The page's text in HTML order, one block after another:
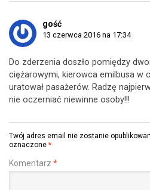
gość
13 czerwca 2016 na 17:34
Do zderzenia doszło pomiędzy
ciężarowymi, kierowca emilbusa w
uratował pasażerów. Radzę
nie oczerniać niewinne osoby!!!
Twój adres email nie zostanie
oznaczone *
Komentarz *